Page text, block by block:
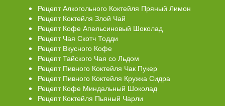
Рецепт Алкогольного Коктейля Пряный Лимон
Рецепт Коктейля Злой Чай
Рецепт Кофе Апельсиновый Шоколад
Рецепт Чая Скотч Тодди
Рецепт Вкусного Кофе
Рецепт Тайского Чая со Льдом
Рецепт Пивного Коктейля Чак Пукер
Рецепт Пивного Коктейля Кружка Сидра
Рецепт Кофе Миндальный Шоколад
Рецепт Коктейля Пьяный Чарли